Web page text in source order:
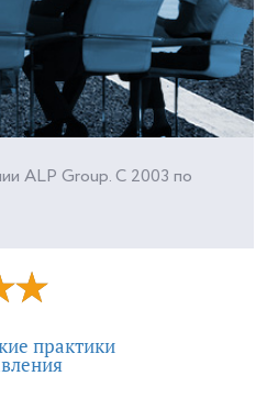
ALP Group. С 2003 по
практики